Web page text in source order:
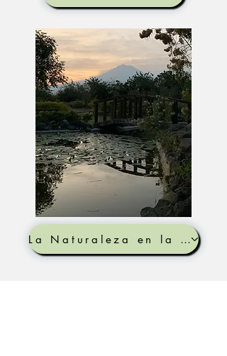
La Naturaleza en la Huerta